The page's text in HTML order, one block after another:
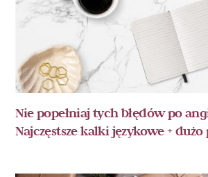
Nie popełniaj tych błędów po
Najczęstsze kalki językowe +